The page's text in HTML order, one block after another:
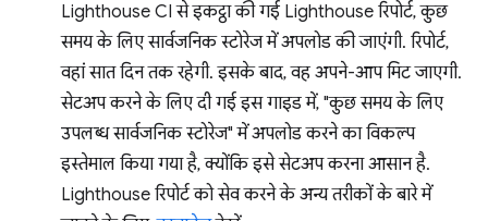
Lighthouse CI से इकट्ठा की गई Lighthouse रिपोर्ट, कुछ
समय के लिए सार्वजनिक स्टोरेज में अपलोड की जाएंगी. रिपोर्ट,
वहां सात दिन तक रहेगी. इसके बाद, वह अपने-आप मिट जाएगी.
सेटअप करने के लिए दी गई इस गाइड में, "कुछ समय के लिए
उपलब्ध सार्वजनिक स्टोरेज" में अपलोड करने का विकल्प
इस्तेमाल किया गया है, क्योंकि इसे सेटअप करना आसान है.
Lighthouse रिपोर्ट को सेव करने के अन्य तरीकों के बारे में